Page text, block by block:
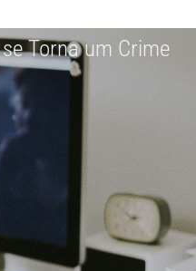
Torna um Crime